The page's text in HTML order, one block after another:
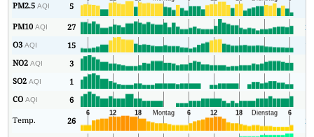
PM2.5AQI 5
PM10AQI 27
20
O3AQI 15
11
NO2AQI 3
SO2AQI 1
COAQI 6
Temp.
26
24